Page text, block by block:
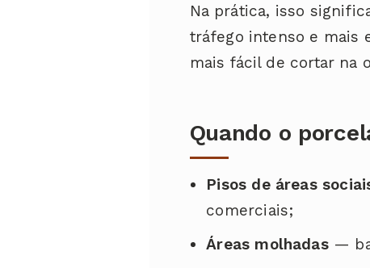
Na prática, isso
tráfego intenso e mais
mais fácil de cortar na
Quando o
Pisos de áreas
comerciais;
Áreas molhadas—